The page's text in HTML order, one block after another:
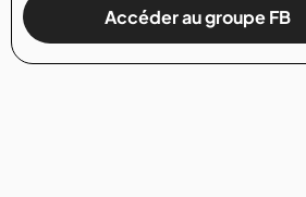
Accéder au groupe FB